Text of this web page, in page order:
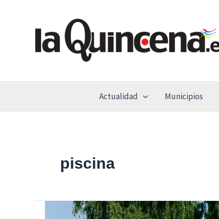
Actualidad Municipios
piscina